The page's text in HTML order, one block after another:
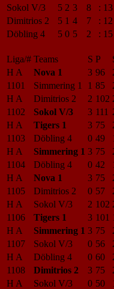
Sokol V/3
5 2 3 8 : 13
Dimitrios 2
5 1 4 7 : 12
Döbling 4
5 0 5 2 : 15
Liga/# Teams S P
H A
Nova 1 3 96
1101
Simmering 1 1 85
H A
Dimitrios 2 2 102
1102
Sokol V/3 3 111
H A
Tigers 1 3 75
1103
Döbling 4 0 49
H A
Simmering 1 3 75
1104
Döbling 4 0 42
H A
Nova 1 3 75
1105
Dimitrios 2 0 57
H A
Sokol V/3 2 102
1106
Tigers 1 3 101
H A
Simmering 1 3 75
1107
Sokol V/3 0 56
H A
Döbling 4 0 60
1108
Dimitrios 2 3 75
H A
Sokol V/3 0 50